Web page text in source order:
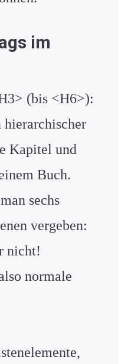
im
(bis <H6>):
Kapitel und
Buch.
sechs
vergeben:
nicht!
normale